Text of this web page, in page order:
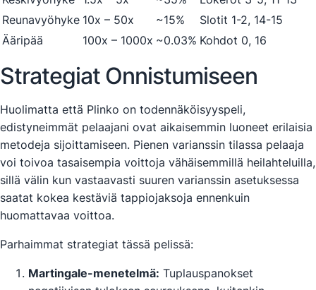
Reunavyöhyke 10x – 50x ~15%
Slotit 1-2, 14-15
Ääripää
100x – 1000x ~0.03% Kohdot 0, 16
Strategiat Onnistumiseen
Huolimatta että Plinko on todennäköisyyspeli,
edistyneimmät pelaajani ovat aikaisemmin luoneet erilaisia
metodeja sijoittamiseen. Pienen varianssin tilassa pelaaja
voi toivoa tasaisempia voittoja vähäisemmillä heilahteluilla,
sillä välin kun vastaavasti suuren varianssin asetuksessa
saatat kokea kestäviä tappiojaksoja ennenkuin
huomattavaa voittoa.
Parhaimmat strategiat tässä pelissä:
Martingale-menetelmä: Tuplauspanokset